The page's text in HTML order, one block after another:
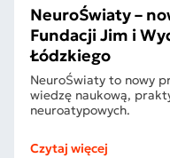
NeuroŚwiaty –
Fundacji Jim i
Łódzkiego
NeuroŚwiaty to nowy
wiedzę naukową,
neuroatypowych.
Czytaj więcej